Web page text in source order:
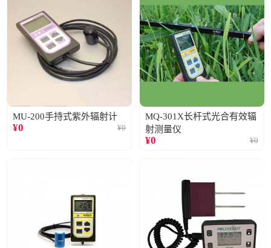
MU-200手持式紫外辐射计
¥0 ¥0
MQ-301X长杆式光合有效辐
射测量仪
¥0 ¥0